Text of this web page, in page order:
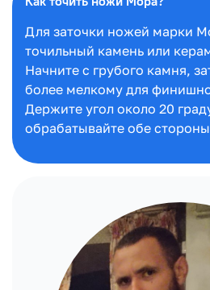
Для заточки ножей марки
точильный камень или
Начните с грубого камня,
более мелкому для
Держите угол около 20
обрабатывайте обе